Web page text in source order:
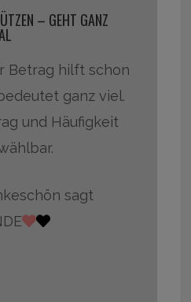
– GEHT GANZ
Betrag hilft schon
ganz viel.
und Häufigkeit
sagt